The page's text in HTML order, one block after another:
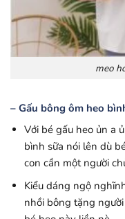
meo
– Gấu bông ôm heo
Với bé gấu heo ủn a
bình sữa nói lên dù
con cần một người
Kiểu dáng ngộ
nhồi bông tặng